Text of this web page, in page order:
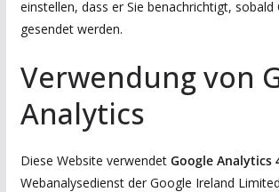
einstellen, dass er Sie benachrichtigt, sobald
gesendet werden.
Verwendung von
Analytics
Diese Website verwendet Google Analytics
Webanalysedienst der Google Ireland